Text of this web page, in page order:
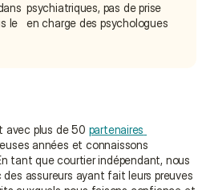
le
psychiatriques, pas de prise
en charge des psychologues
avec plus de 50 partenaires
années et connaissons
tant que courtier indépendant, nous
assureurs ayant fait leurs preuves